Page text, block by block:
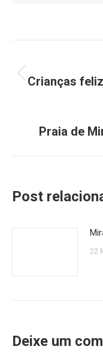
deCrianças
Praia de
Post
22
Deixe um